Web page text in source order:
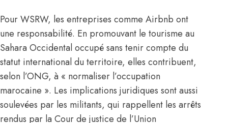
Pour WSRW, les entreprises comme Airbnb ont
une responsabilité. En promouvant le tourisme au
Sahara Occidental occupé sans tenir compte du
statut international du territoire, elles contribuent,
selon l’ONG, à « normaliser l’occupation
marocaine ». Les implications juridiques sont aussi
soulevées par les militants, qui rappellent les arrêts
rendus par la Cour de justice de l’Union